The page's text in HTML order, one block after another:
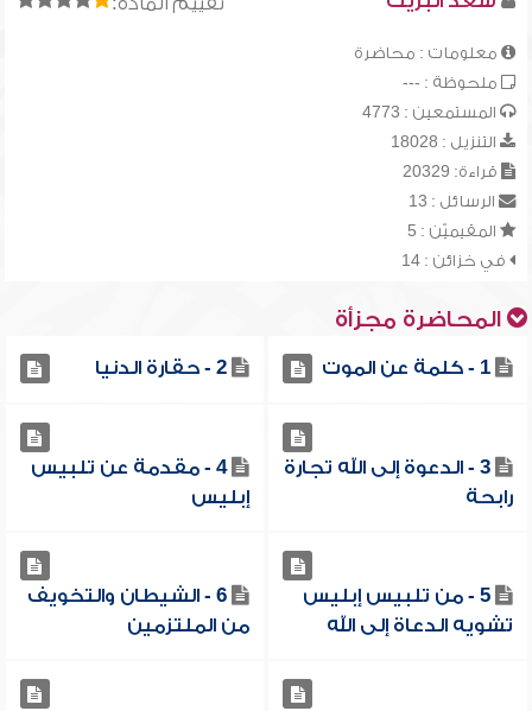
معلومات : محاضرة
ملحوظة : ---
المستمعين : 4773
التنزيل : 18028
قراءة: 20329
الرسائل : 13
المقيميّن : 5
في خزائن : 14
المحاضرة مجزأة
1 - كلمة عن الموت 2 - حقارة الدنيا
3 - الدعوة إلى الله تجارة
رابحة
4 - مقدمة عن تلبيس
إبليس
5 - من تلبيس إبليس
تشويه الدعاة إلى الله
6 - الشيطان والتخويف
من الملتزمين